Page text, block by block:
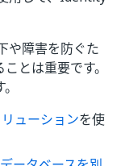
や障害を防ぐた
とは重要です。
ューションを使